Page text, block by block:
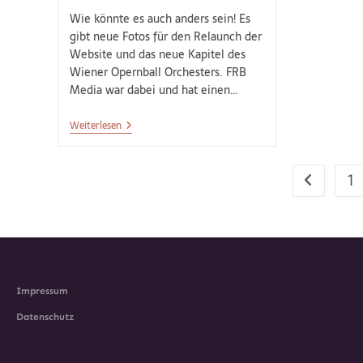
Wie könnte es auch anders sein! Es
gibt neue Fotos für den Relaunch der
Website und das neue Kapitel des
Wiener Opernball Orchesters. FRB
Media war dabei und hat einen…
Weiterlesen
1
Impressum
Datenschutz